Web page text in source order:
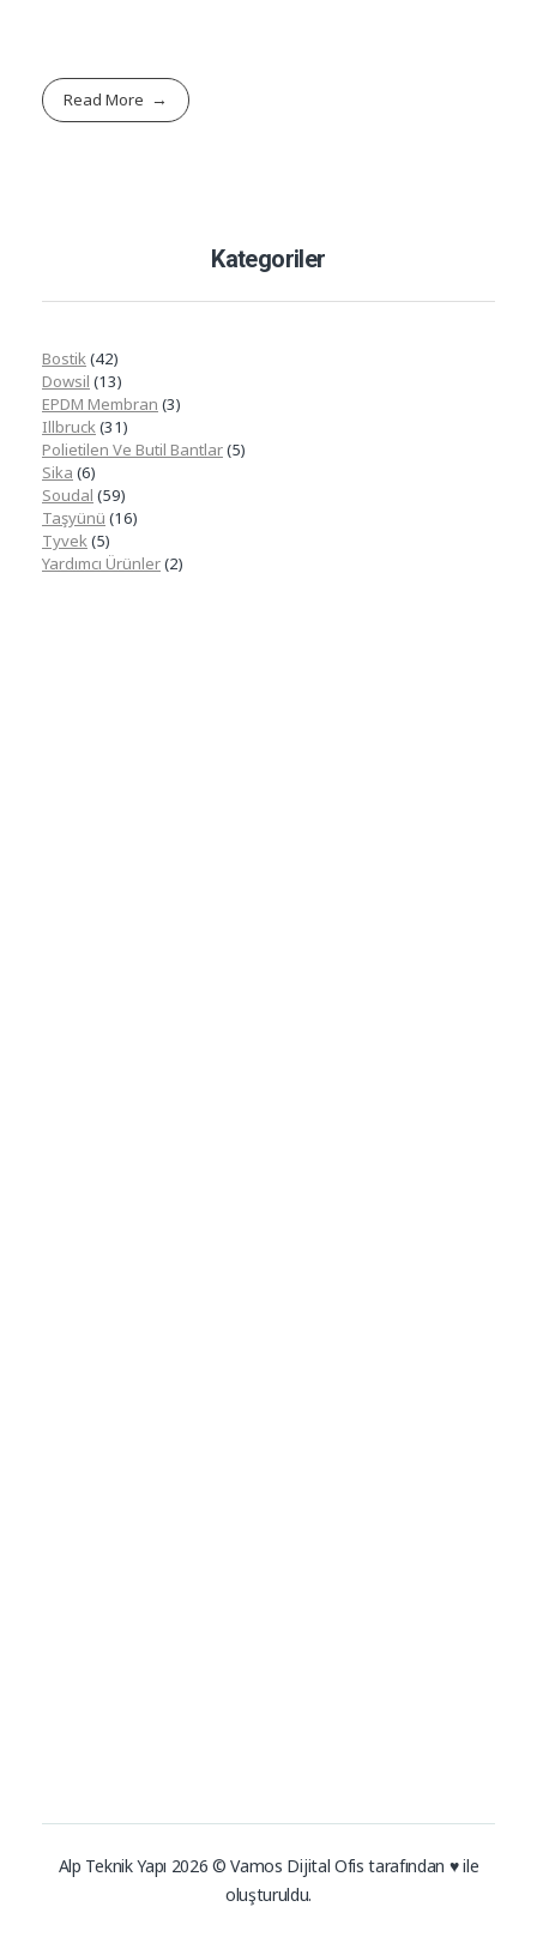
Read More
Kategoriler
Bostik (42)
Dowsil (13)
EPDM Membran (3)
Illbruck (31)
Polietilen Ve Butil Bantlar(5)
Sika (6)
Soudal (59)
Taşyünü (16)
Tyvek (5)
Yardımcı Ürünler(2)
Alp Teknik Yapı 2026 © Vamos Dijital Ofis tarafından ♥ ile
oluşturuldu.